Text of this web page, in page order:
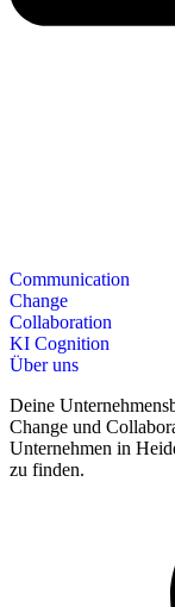
Communication
Change
Collaboration
KI Cognition
Über uns
Deine
Change und
Unternehmen in
zu finden.